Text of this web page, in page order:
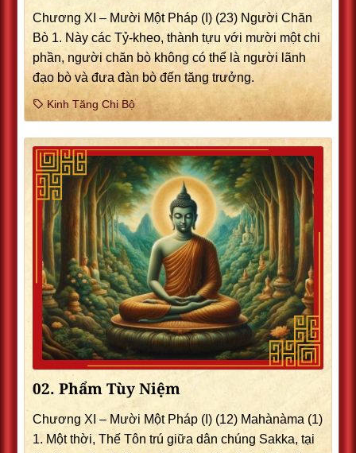
Chương XI – Mười Một Pháp (I) (23) Người Chăn
Bò 1. Này các Tỷ-kheo, thành tựu với mười một chi
phần, người chăn bò không có thể là người lãnh
đạo bò và đưa đàn bò đến tăng trưởng.
Kinh Tăng Chi Bộ
02. Phẩm Tùy Niệm
Chương XI – Mười Một Pháp (I) (12) Mahànàma (1)
1. Một thời, Thế Tôn trú giữa dân chúng Sakka, tại